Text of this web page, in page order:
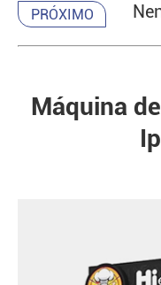
PRÓXIMO
Máquina